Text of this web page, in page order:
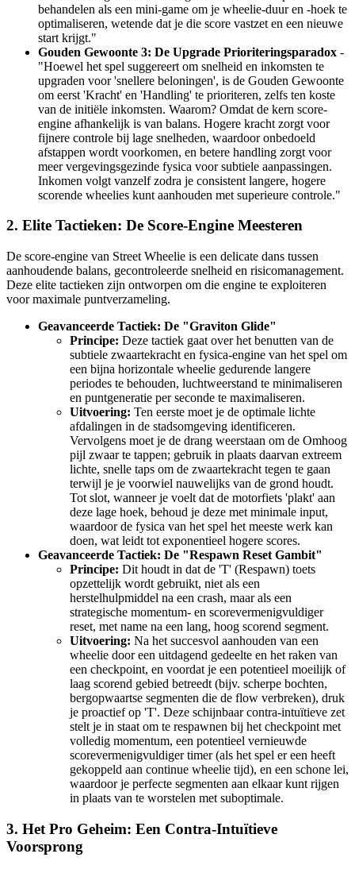
behandelen als een mini-game om je wheelie-duur en -hoek te
optimaliseren, wetende dat je die score vastzet en een nieuwe
start krijgt."
Gouden Gewoonte 3: De Upgrade Prioriteringsparadox -
"Hoewel het spel suggereert om snelheid en inkomsten te
upgraden voor 'snellere beloningen', is de Gouden Gewoonte
om eerst 'Kracht' en 'Handling' te prioriteren, zelfs ten koste
van de initiële inkomsten. Waarom? Omdat de kern score-
engine afhankelijk is van balans. Hogere kracht zorgt voor
fijnere controle bij lage snelheden, waardoor onbedoeld
afstappen wordt voorkomen, en betere handling zorgt voor
meer vergevingsgezinde fysica voor subtiele aanpassingen.
Inkomen volgt vanzelf zodra je consistent langere, hogere
scorende wheelies kunt aanhouden met superieure controle."
2. Elite Tactieken: De Score-Engine Meesteren
De score-engine van Street Wheelie is een delicate dans tussen
aanhoudende balans, gecontroleerde snelheid en risicomanagement.
Deze elite tactieken zijn ontworpen om die engine te exploiteren
voor maximale puntverzameling.
Geavanceerde Tactiek: De "Graviton Glide"
Principe: Deze tactiek gaat over het benutten van de
subtiele zwaartekracht en fysica-engine van het spel om
een bijna horizontale wheelie gedurende langere
periodes te behouden, luchtweerstand te minimaliseren
en puntgeneratie per seconde te maximaliseren.
Uitvoering: Ten eerste moet je de optimale lichte
afdalingen in de stadsomgeving identificeren.
Vervolgens moet je de drang weerstaan om de Omhoog
pijl zwaar te tappen; gebruik in plaats daarvan extreem
lichte, snelle taps om de zwaartekracht tegen te gaan
terwijl je je voorwiel nauwelijks van de grond houdt.
Tot slot, wanneer je voelt dat de motorfiets 'plakt' aan
deze lage hoek, behoud je deze met minimale input,
waardoor de fysica van het spel het meeste werk kan
doen, wat leidt tot exponentieel hogere scores.
Geavanceerde Tactiek: De "Respawn Reset Gambit"
Principe: Dit houdt in dat de 'T' (Respawn) toets
opzettelijk wordt gebruikt, niet als een
herstelhulpmiddel na een crash, maar als een
strategische momentum- en scorevermenigvuldiger
reset, met name na een lang, hoog scorend segment.
Uitvoering: Na het succesvol aanhouden van een
wheelie door een uitdagend gedeelte en het raken van
een checkpoint, en voordat je een potentieel moeilijk of
laag scorend gebied betreedt (bijv. scherpe bochten,
bergopwaartse segmenten die de flow verbreken), druk
je proactief op 'T'. Deze schijnbaar contra-intuïtieve zet
stelt je in staat om te respawnen bij het checkpoint met
volledig momentum, een potentieel vernieuwde
scorevermenigvuldiger timer (als het spel er een heeft
gekoppeld aan continue wheelie tijd), en een schone lei,
waardoor je perfecte segmenten aan elkaar kunt rijgen
in plaats van te worstelen met suboptimale.
3. Het Pro Geheim: Een Contra-Intuïtieve
Voorsprong